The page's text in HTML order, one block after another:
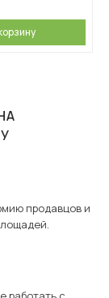
продавцов и